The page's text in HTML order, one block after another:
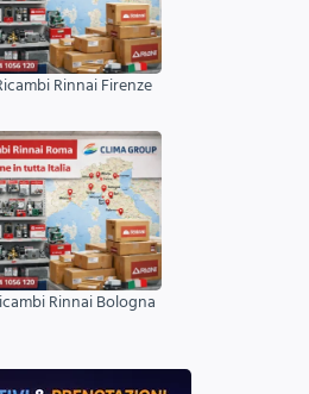
Rinnai Firenze
Rinnai Bologna